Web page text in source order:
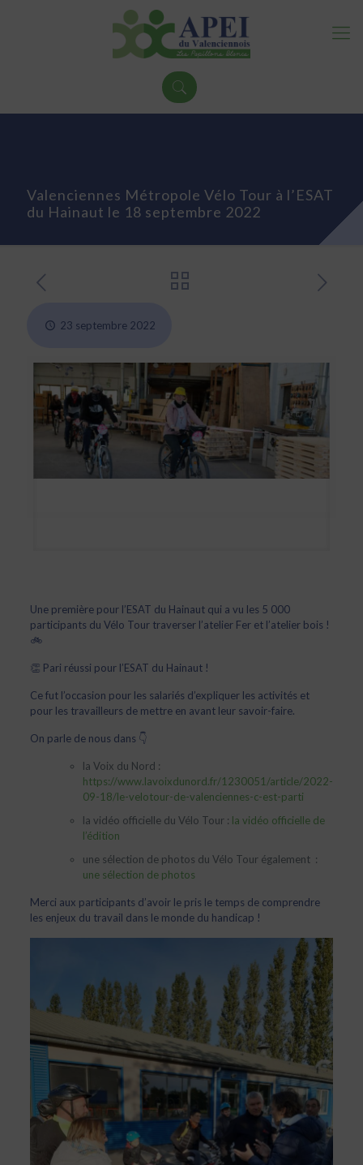
Valenciennes Métropole Vélo Tour à l’ESAT
du Hainaut le 18 septembre 2022
23 septembre 2022
Une première pour l’ESAT du Hainaut qui a vu les 5 000
participants du Vélo Tour traverser l’atelier Fer et l’atelier bois !
🚲
👏 Pari réussi pour l’ESAT du Hainaut !
Ce fut l’occasion pour les salariés d’expliquer les activités et
pour les travailleurs de mettre en avant leur savoir-faire.
On parle de nous dans 👇
la Voix du Nord :
https://www.lavoixdunord.fr/1230051/article/2022-
09-18/le-velotour-de-valenciennes-c-est-parti
la vidéo officielle du Vélo Tour : la vidéo officielle de
l’édition
une sélection de photos du Vélo Tour également :
une sélection de photos
Merci aux participants d’avoir le pris le temps de comprendre
les enjeux du travail dans le monde du handicap !